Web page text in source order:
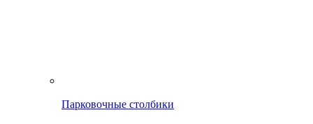
Парковочные столбики